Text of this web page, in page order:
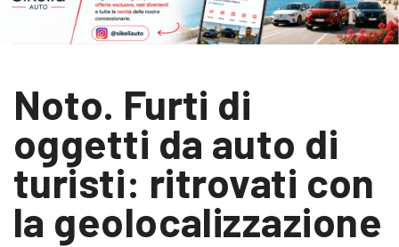
Noto. Furti di
oggetti da auto di
turisti: ritrovati con
la geolocalizzazione